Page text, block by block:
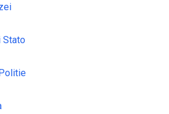
Stato